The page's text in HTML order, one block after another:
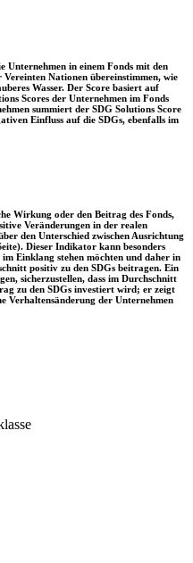
Unternehmen in einem Fonds mit den
Nationen übereinstimmen, wie
Wasser. Der Score basiert auf
Scores der Unternehmen im Fonds
summiert der SDG Solutions Score
Einfluss auf die SDGs, ebenfalls im
Wirkung oder den Beitrag des Fonds,
Veränderungen in der realen
den Unterschied zwischen Ausrichtung
Dieser Indikator kann besonders
Einklang stehen möchten und daher in
positiv zu den SDGs beitragen. Ein
sicherzustellen, dass im Durchschnitt
zu den SDGs investiert wird; er zeigt
Verhaltensänderung der Unternehmen